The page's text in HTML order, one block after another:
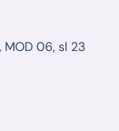
MOD 06, sl 23